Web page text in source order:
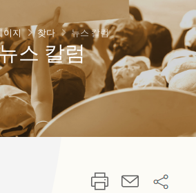
스 칼럼
이지 찾다 뉴스 칼럼